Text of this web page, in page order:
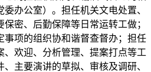
办公室）。担任机关文电处置、
密、后勤保障等日常运转工做；
事项的组织协和谐督查督办；担任
、欢迎、分析管理、提案打点等工
主要演讲的草拟、审核及调研、